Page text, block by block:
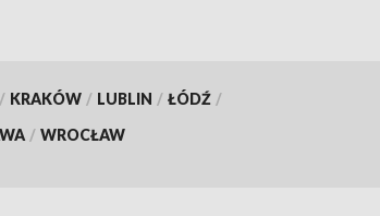
/ KRAKÓW / LUBLIN / ŁÓDŹ /
/ WROCŁAW